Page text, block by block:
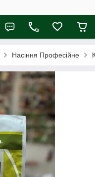
Насіння Професійне